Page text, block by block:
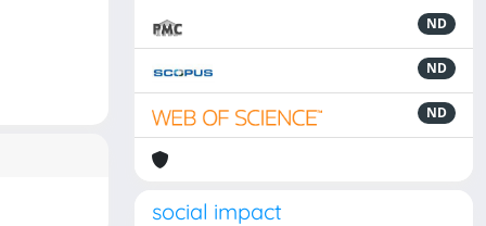
ND
ND
ND
social impact